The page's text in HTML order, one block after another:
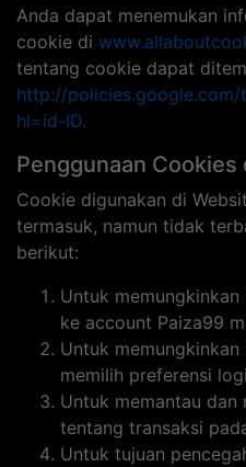
Anda dapat menemukan
cookie di
tentang cookie dapat
http://policies.google.com/
hl=id-ID.
Penggunaan Cookies
Cookie digunakan di
termasuk, namun tidak
berikut:
Untuk
ke account Paiza99
Untuk
memilih preferensi
Untuk memantau dan
tentang transaksi
Untuk tujuan